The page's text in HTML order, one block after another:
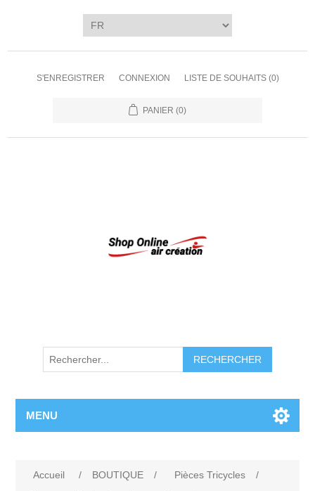
S'ENREGISTRER CONNEXION LISTE DE SOUHAITS (0)
PANIER (0)
RECHERCHER
MENU
Accueil / BOUTIQUE / Pièces Tricycles
/